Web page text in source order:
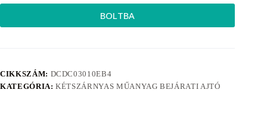
BOLTBA
CIKKSZÁM: DCDC03010EB4
KATEGÓRIA:KÉTSZÁRNYAS MŰANYAG BEJÁRATI AJTÓ